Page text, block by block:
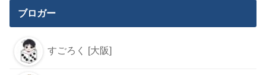
ブロガー
すごろく [大阪]